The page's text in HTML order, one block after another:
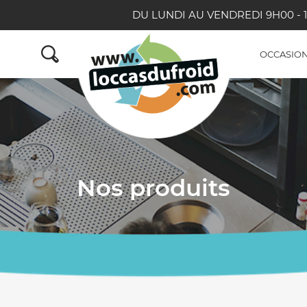
DU LUNDI AU VENDREDI 9H00 -
Nos produits